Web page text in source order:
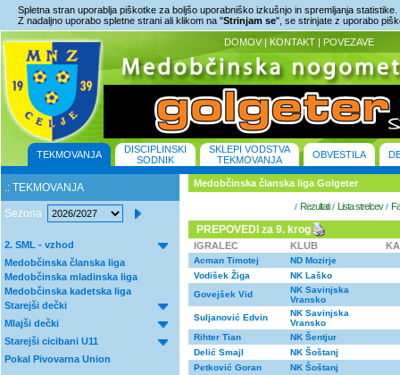
Spletna stran uporablja piškotke za boljšo uporabniško izkušnjo in spremljanja statistike.
Z nadaljno uporabo spletne strani ali klikom na "Strinjam se", se strinjate z uporabo
DOMOV | KONTAKT | POVEZAVE
TEKMOVANJA
DISCIPLINSKI
SODNIK
SKLEPI VODSTVA
TEKMOVANJA
OBVESTILA
.: TEKMOVANJA
Sezona
2. SML - vzhod
Medobčinska članska liga
Medobčinska mladinska liga
Medobčinska kadetska liga
Starejši dečki
Mlajši dečki
Starejši cicibani U11
Pokal Pivovarna Union
Medobčinska članska liga Golgeter
/ Rezultati/ Lista strelcev/
PREPOVEDI za 9. krog
IGRALEC KLUB
Acman Timotej
ND Mozirje
Vodišek Žiga
NK Laško
Govejšek Vid
NK Savinjska
Vransko
Suljanović Edvin
NK Savinjska
Vransko
Rihter Tian
NK Šentjur
Delić Smajl
NK Šoštanj
Petković Goran
NK Šoštanj